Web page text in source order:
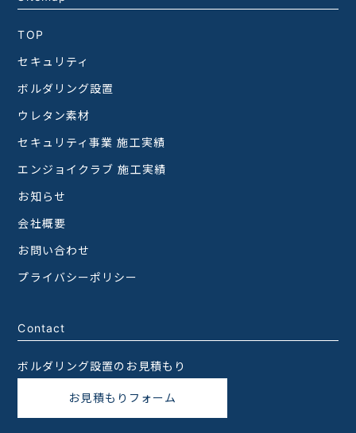
TOP
セキュリティ
ボルダリング設置
ウレタン素材
セキュリティ事業 施工実績
エンジョイクラブ 施工実績
お知らせ
会社概要
お問い合わせ
プライバシーポリシー
Contact
ボルダリング設置のお見積もり
お見積もりフォーム